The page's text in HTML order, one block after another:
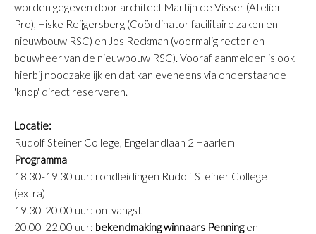
worden gegeven door architect Martijn de Visser (Atelier
Pro), Hiske Reijgersberg (Coördinator facilitaire zaken en
nieuwbouw RSC) en Jos Reckman (voormalig rector en
bouwheer van de nieuwbouw RSC). Vooraf aanmelden is ook
hierbij noodzakelijk en dat kan eveneens via onderstaande
'knop' direct reserveren.
Locatie:
Rudolf Steiner College, Engelandlaan 2 Haarlem
Programma
18.30-19.30 uur: rondleidingen Rudolf Steiner College
(extra)
19.30-20.00 uur: ontvangst
20.00-22.00 uur: bekendmaking winnaars Penningen